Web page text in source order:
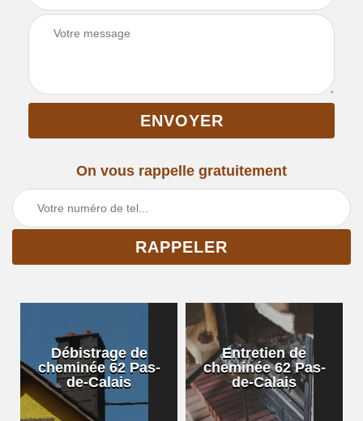
On vous rappelle gratuitement
Débistrage de
cheminée 62 Pas-
de-Calais
Entretien de
cheminée 62 Pas-
de-Calais